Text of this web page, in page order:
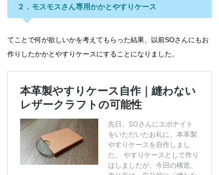
２．モスモスさん専用かかとやすりケース
てことで何が欲しいかを考えてもらった結果、以前SOさんにもお
作りしたかかとやすりケースにすることになりました。